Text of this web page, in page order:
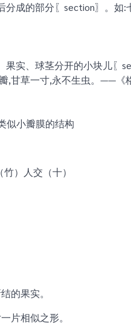
分成的部分〖section〗。如:
果实、球茎分开的小块儿〖
,甘草一寸,永不生虫。——《
似小瓣膜的结构
）人交（十）
的果实。
片相似之形。